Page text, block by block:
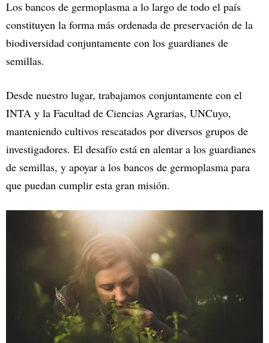
Los bancos de germoplasma a lo largo de todo el país
constituyen la forma más ordenada de preservación de la
biodiversidad conjuntamente con los guardianes de
semillas.
Desde nuestro lugar, trabajamos conjuntamente con el
INTA y la Facultad de Ciencias Agrarias, UNCuyo,
manteniendo cultivos rescatados por diversos grupos de
investigadores. El desafío está en alentar a los guardianes
de semillas, y apoyar a los bancos de germoplasma para
que puedan cumplir esta gran misión.